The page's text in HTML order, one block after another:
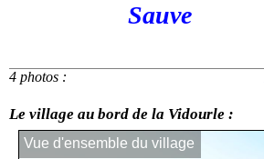
Sauve
4 photos :
Le village au bord de la Vidourle :
Vue d'ensemble du village